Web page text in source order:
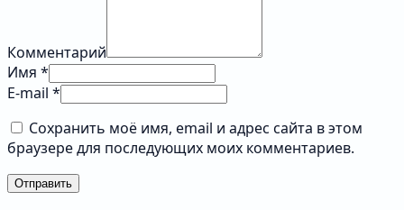
Комментарий
Имя *
E-mail *
Сохранить моё имя, email и адрес сайта в этом
браузере для последующих моих комментариев.
Отправить